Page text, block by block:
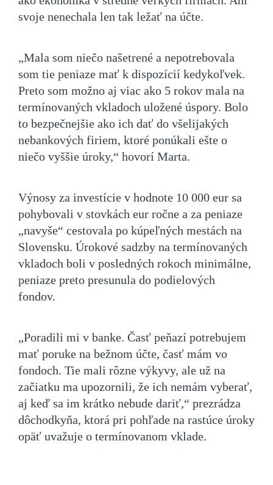
svoje nenechala len tak ležať na účte.
„Mala som niečo našetrené a nepotrebovala
som tie peniaze mať k dispozícií kedykoľvek.
Preto som možno aj viac ako 5 rokov mala na
termínovaných vkladoch uložené úspory. Bolo
to bezpečnejšie ako ich dať do všelijakých
nebankových firiem, ktoré ponúkali ešte o
niečo vyššie úroky,“ hovorí Marta.
Výnosy za investície v hodnote 10 000 eur sa
pohybovali v stovkách eur ročne a za peniaze
„navyše“ cestovala po kúpeľných mestách na
Slovensku. Úrokové sadzby na termínovaných
vkladoch boli v posledných rokoch minimálne,
peniaze preto presunula do podielových
fondov.
„Poradili mi v banke. Časť peňazí potrebujem
mať poruke na bežnom účte, časť mám vo
fondoch. Tie mali rôzne výkyvy, ale už na
začiatku ma upozornili, že ich nemám vyberať,
aj keď sa im krátko nebude dariť,“ prezrádza
dôchodkyňa, ktorá pri pohľade na rastúce úroky
opäť uvažuje o termínovanom vklade.